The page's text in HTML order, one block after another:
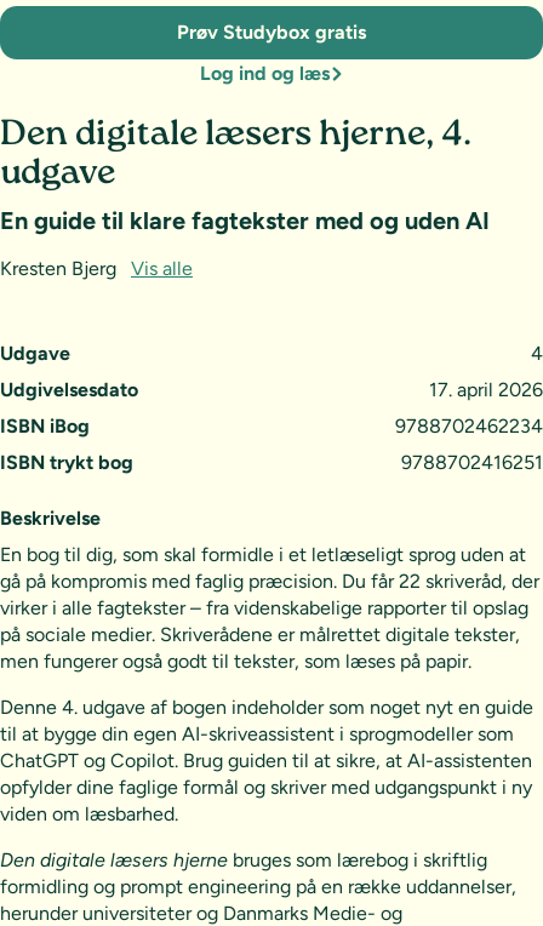
Udgave
4
Udgivelsesdato
17. april 2026
ISBN iBog
9788702462234
ISBN trykt bog
9788702416251
Den digitale læsers hjerne, 4.
udgave
En guide til klare fagtekster med og uden AI
Kresten Bjerg Vis alle
Prøv Studybox gratis
Log ind og læs
Beskrivelse
En bog til dig, som skal formidle i et letlæseligt sprog uden at
gå på kompromis med faglig præcision. Du får 22 skriveråd, der
virker i alle fagtekster – fra videnskabelige rapporter til opslag
på sociale medier. Skriverådene er målrettet digitale tekster,
men fungerer også godt til tekster, som læses på papir.
Denne 4. udgave af bogen indeholder som noget nyt en guide
til at bygge din egen AI-skriveassistent i sprogmodeller som
ChatGPT og Copilot. Brug guiden til at sikre, at AI-assistenten
opfylder dine faglige formål og skriver med udgangspunkt i ny
viden om læsbarhed.
Den digitale læsers hjerne bruges som lærebog i skriftlig
formidling og prompt engineering på en række uddannelser,
herunder universiteter og Danmarks Medie- og